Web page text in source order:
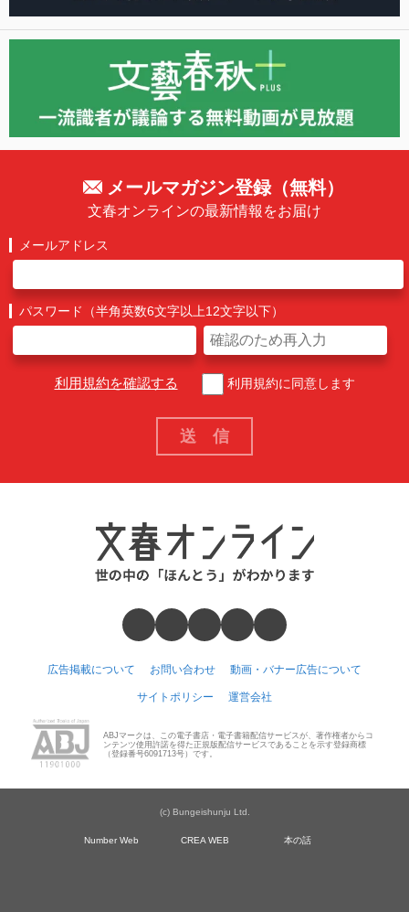
メールマガジン登録（無料）
文春オンラインの最新情報をお届け
メールアドレス
パスワード（半角英数6文字以上12文字以下）
利用規約を確認する 利用規約に同意します
広告掲載について お問い合わせ 動画・バナー広告について
サイトポリシー 運営会社
ABJマークは、この電子書店・電子書籍配信サービスが、著作権者からコ
ンテンツ使用許諾を得た正規版配信サービスであることを示す登録商標
（登録番号6091713号）です。
(c) Bungeishunju Ltd.
Number Web CREA WEB 本の話